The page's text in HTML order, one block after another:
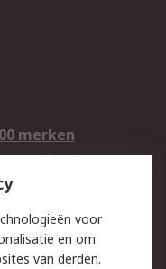
merken
advies
voor
en om
van derden.